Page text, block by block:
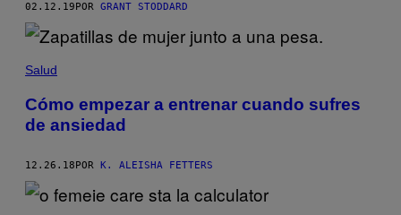
02.12.19 POR GRANT STODDARD
Salud
Cómo empezar a entrenar cuando sufres
de ansiedad
12.26.18POR K. ALEISHA FETTERS